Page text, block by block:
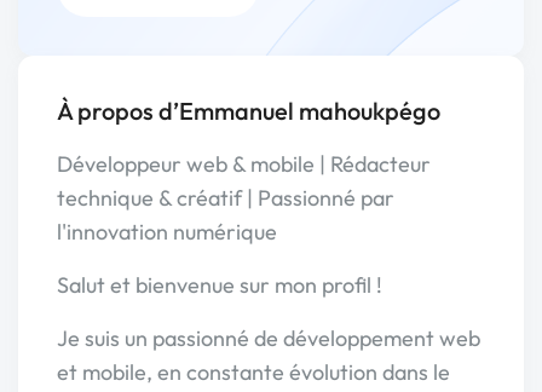
À propos d’Emmanuel mahoukpégo
Développeur web & mobile | Rédacteur
technique & créatif | Passionné par
l'innovation numérique
Salut et bienvenue sur mon profil !
Je suis un passionné de développement web
et mobile, en constante évolution dans le